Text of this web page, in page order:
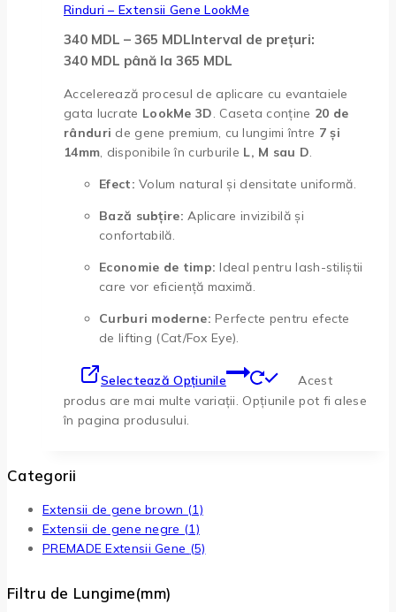
Rinduri – Extensii Gene LookMe
340 MDL – 365 MDLInterval de prețuri:
340 MDL până la 365 MDL
Accelerează procesul de aplicare cu evantaiele
gata lucrate LookMe 3D. Caseta conține 20 de
rânduri de gene premium, cu lungimi între 7 și
14mm, disponibile în curburile L, M sau D.
Efect: Volum natural și densitate uniformă.
Bază subțire: Aplicare invizibilă și
confortabilă.
Economie de timp: Ideal pentru lash-stiliștii
care vor eficiență maximă.
Curburi moderne: Perfecte pentru efecte
de lifting (Cat/Fox Eye).
Selectează Opțiunile
Acest
produs are mai multe variații. Opțiunile pot fi alese
în pagina produsului.
Categorii
Extensii de gene brown (1)
Extensii de gene negre (1)
PREMADE Extensii Gene (5)
Filtru de Lungime(mm)